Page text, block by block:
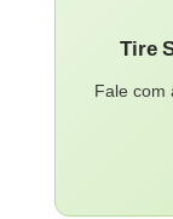
Tire
Fale com